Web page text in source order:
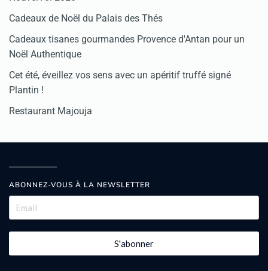
Cadeaux de Noël du Palais des Thés
Cadeaux tisanes gourmandes Provence d'Antan pour un
Noël Authentique
Cet été, éveillez vos sens avec un apéritif truffé signé
Plantin !
Restaurant Majouja
ABONNEZ-VOUS À LA NEWSLETTER
S'abonner